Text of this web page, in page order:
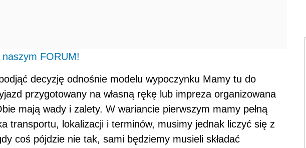
FORUM!
decyzję odnośnie modelu wypoczynku Mamy tu do
przygotowany na własną rękę lub impreza organizowana
mają wady i zalety. W wariancie pierwszym mamy pełną
transportu, lokalizacji i terminów, musimy jednak liczyć się z
coś pójdzie nie tak, sami będziemy musieli składać